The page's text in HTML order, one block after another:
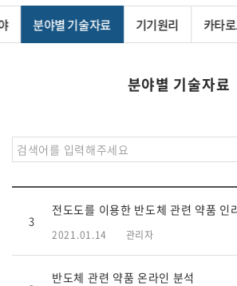
분야별 기술자료 기기원리 카타
분야별 기술자료
3
전도도를 이용한 반도체 관련 약품 인
2021.01.14 관리자
반도체 관련 약품 온라인 분석